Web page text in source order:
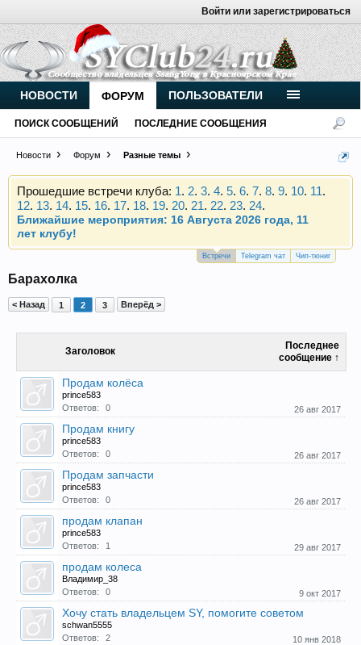
Войти или зарегистрироваться
Новости Форум Разные темы
Внимание, новые участники нашего клуба!
Основное общение происходит вTelegram-чате.
Присоединяйтесь.
Чип-тюнинг (прошивка) дизелей от
Vahmurka
Прошедшие встречи клуба: 1. 2. 3. 4. 5. 6. 7. 8. 9. 10. 11.
12. 13. 14. 15. 16. 17. 18. 19. 20. 21. 22. 23. 24.
Ближайшие мероприятия: 16 Августа 2026 года, 11
лет клубу!
Внимание, новые участники нашего клуба!
Присоединяйтесь.
Чип-тюнинг (прошивка) дизелей от
Vahmurka
Прошедшие встречи клуба:
13 14.15.16
Ближайшие мероприятия: 16 Августа 2026 года, 11
лет клубу!
Встречи Telegram чат Чип-тюниг
Барахолка
< Назад 1 2 3 Вперёд >
Заголовок
Последнее
сообщение ↑
Продам колёса
prince583
Ответов:
0 26 авг 2017
Продам книгу
prince583
Ответов:
0 26 авг 2017
Продам запчасти
prince583
Ответов:
0 26 авг 2017
продам клапан
prince583
Ответов:
1 29 авг 2017
продам колеса
Владимир_38
Ответов:
0 9 окт 2017
Хочу стать владельцем SY, помогите советом
schwan5555
Ответов:
2 10 янв 2018
НОВОСТИ ФОРУМ
ПОИСК СООБЩЕНИЙ ПОСЛЕДНИЕ СООБЩЕНИЯ
ПОЛЬЗОВАТЕЛИ